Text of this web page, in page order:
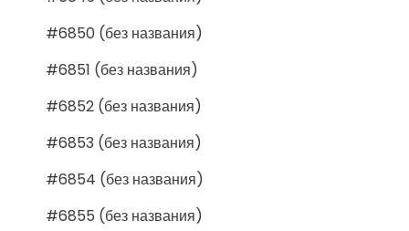
#6850 (без названия)
#6851 (без названия)
#6852 (без названия)
#6853 (без названия)
#6854 (без названия)
#6855 (без названия)